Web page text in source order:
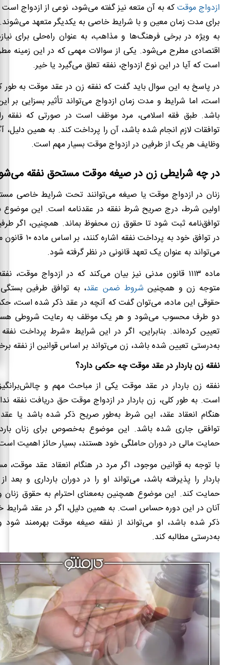
ازدواج موقتکه به آن متعه نیز گفته می‌شود، نوعی از ازدواج
برای مدت زمان معین و با شرایط خاصی به یکدیگر متعهد می‌شوند.
به ویژه در برخی فرهنگ‌ها و مذاهب، به عنوان راه‌حلی برای
اقتصادی مطرح می‌شود. یکی از سوالات مهمی که در این زمینه
است که آیا در این نوع ازدواج، نفقه تعلق می‌گیرد یا خیر.
در پاسخ به این سوال باید گفت که نفقه زن در عقد موقت به طور
است، اما شرایط و مدت زمان ازدواج می‌تواند تأثیر بسزایی بر
باشد. طبق فقه اسلامی، مرد موظف است در صورتی که نفقه
توافقات لازم انجام شده باشد، آن را پرداخت کند. به همین
وظایف هر یک از طرفین در ازدواج موقت بسیار مهم است.
در چه شرایطی زن در صیغه موقت مستحق نفقه
زنان در ازدواج موقت یا صیغه می‌توانند تحت شرایط خاصی
اولین شرط، درج صریح شرط نفقه در عقدنامه است. این موضوع
توافق‌نامه ثبت شود تا حقوق زن محفوظ بماند. همچنین، اگر
در توافق خود به
می‌تواند به عنوان یک تعهد قانونی در نظر گرفته شود.
ماده ۱۱۱۳ قانون مدنی نیز بیان می‌کند که در ازدواج
متوجه زن و همچنین شروط ضمن عقد، به توافق طرفین
حقوقی این ماده، می‌توان گفت که آنچه در عقد ذکر شده است،
دو طرف محسوب می‌شود و هر یک موظف به رعایت شروطی
تعیین کرده‌اند. بنابراین، اگر در این شرایط «شرط پرداخت
به‌درستی تعیین شده باشد، زن می‌تواند بر اساس قوانین از نفقه
نفقه زن باردار در عقد موقت چه حکمی دارد؟
نفقه زن باردار در عقد موقت یکی از مباحث مهم و
است. به طور کلی، زن باردار در ازدواج موقت حق دریافت نفقه
هنگام انعقاد عقد، این شرط به‌طور صریح ذکر شده باشد یا
توافقی جاری شده باشد. این موضوع به‌خصوص برای زنان
حمایت مالی در دوران حاملگی خود هستند، بسیار حائز اهمیت
با توجه به قوانین موجود، اگر مرد در هنگام انعقاد عقد موقت،
باردار را پذیرفته باشد، می‌تواند او را در دوران بارداری و بعد
حمایت کند. این موضوع همچنین به‌معنای احترام به حقوق زنان
آنان در این دوره حساس است. به همین دلیل، اگر در عقد
ذکر شده باشد، او می‌تواند از نفقه صیغه موقت بهره‌مند
به‌درستی مطالبه کند.